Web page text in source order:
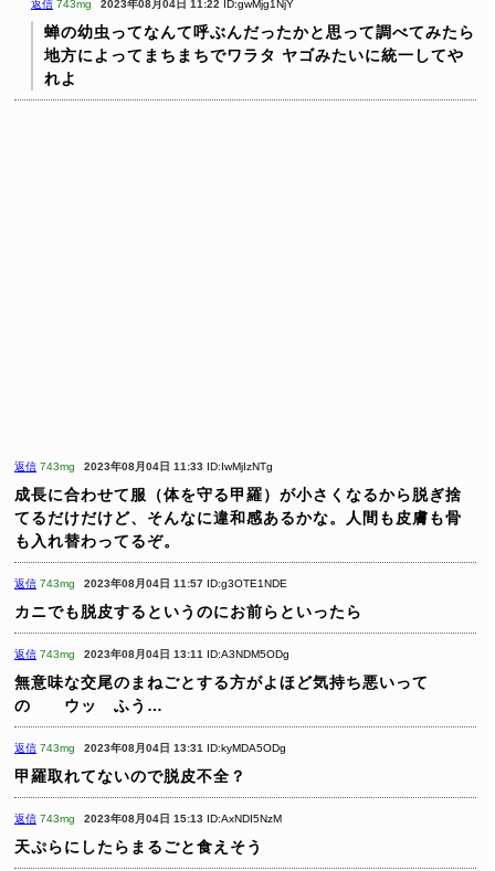
返信 743mg 2023年08月04日 11:22 ID:gwMjg1NjY
蝉の幼虫ってなんて呼ぶんだったかと思って調べてみたら
地方によってまちまちでワラタ ヤゴみたいに統一してや
れよ
返信 743mg 2023年08月04日 11:33 ID:IwMjIzNTg
成長に合わせて服（体を守る甲羅）が小さくなるから脱ぎ捨
てるだけだけど、そんなに違和感あるかな。人間も皮膚も骨
も入れ替わってるぞ。
返信 743mg 2023年08月04日 11:57 ID:g3OTE1NDE
カニでも脱皮するというのにお前らといったら
返信 743mg 2023年08月04日 13:11 ID:A3NDM5ODg
無意味な交尾のまねごとする方がよほど気持ち悪いって
の ウッ ふう…
返信 743mg 2023年08月04日 13:31 ID:kyMDA5ODg
甲羅取れてないので脱皮不全？
返信 743mg 2023年08月04日 15:13 ID:AxNDI5NzM
天ぷらにしたらまるごと食えそう